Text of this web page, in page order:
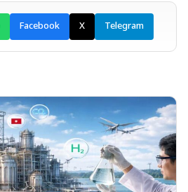
Facebook X Telegram